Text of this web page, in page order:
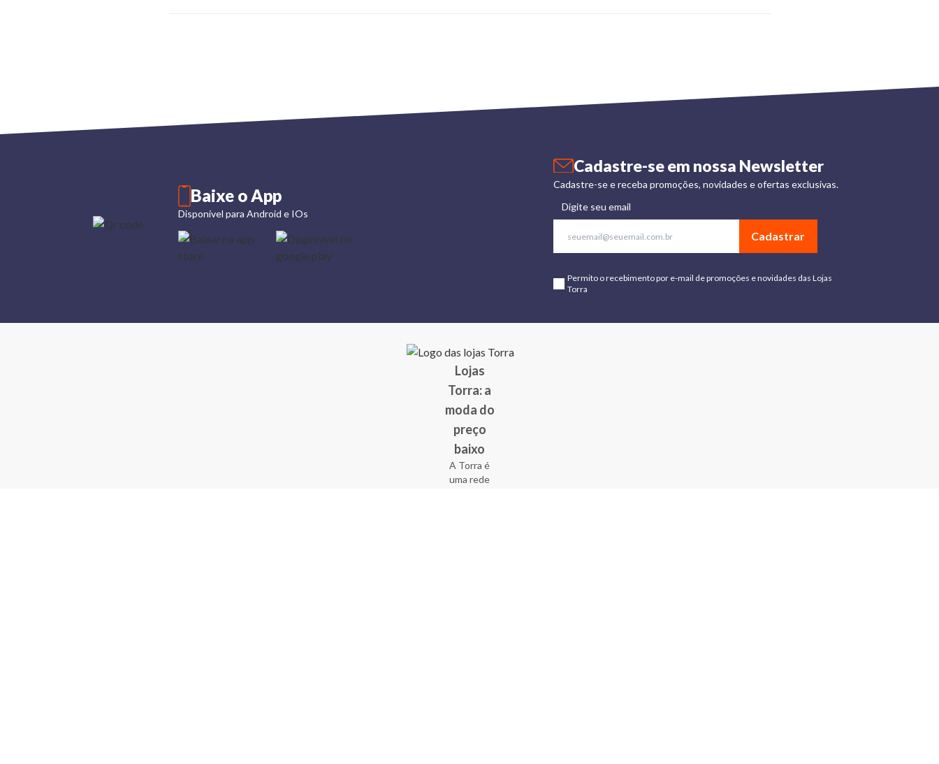
Cadastre-se em nossa Newsletter
Cadastre-se e receba promoções, novidades e ofertas exclusivas.
Digite seu email
Cadastrar
Permito o recebimento por e-mail de promoções e novidades das Lojas
Torra
Baixe o App
Disponível para Android e IOs
Lojas
Torra: a
moda do
preço
baixo
A Torra é
uma rede